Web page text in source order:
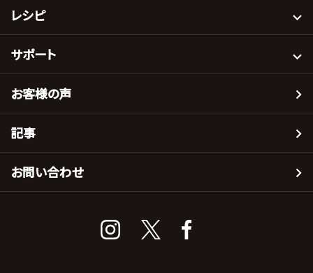
レシピ
サポート
お客様の声
記事
お問い合わせ